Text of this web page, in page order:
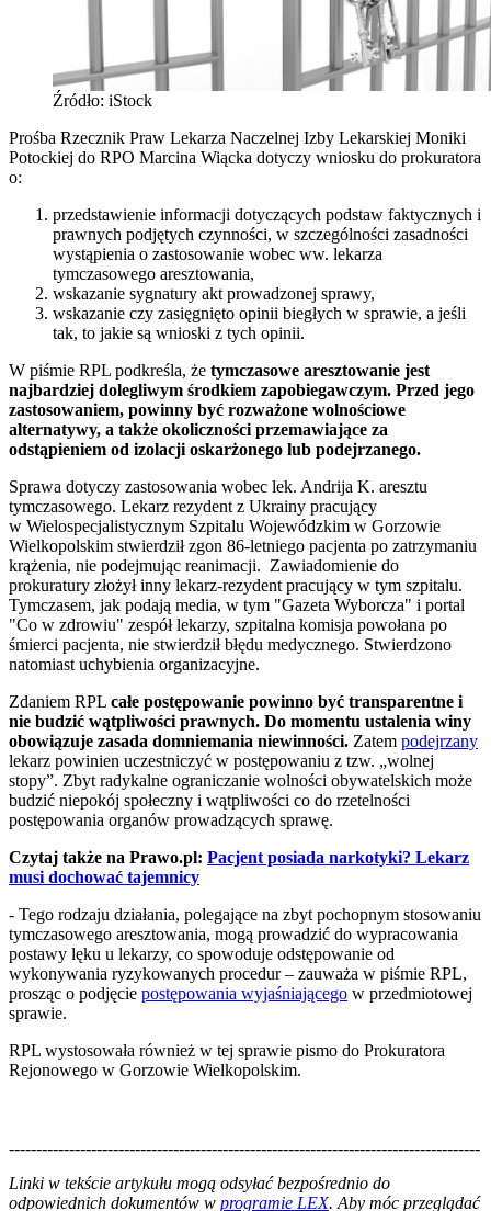
Źródło: iStock
Prośba Rzecznik Praw Lekarza Naczelnej Izby Lekarskiej Moniki
Potockiej do RPO Marcina Wiącka dotyczy wniosku do prokuratora
o:
przedstawienie informacji dotyczących podstaw faktycznych i
prawnych podjętych czynności, w szczególności zasadności
wystąpienia o zastosowanie wobec ww. lekarza
tymczasowego aresztowania,
wskazanie sygnatury akt prowadzonej sprawy,
wskazanie czy zasięgnięto opinii biegłych w sprawie, a jeśli
tak, to jakie są wnioski z tych opinii.
W piśmie RPL podkreśla, że tymczasowe aresztowanie jest
najbardziej dolegliwym środkiem zapobiegawczym. Przed jego
zastosowaniem, powinny być rozważone wolnościowe
alternatywy, a także okoliczności przemawiające za
odstąpieniem od izolacji oskarżonego lub podejrzanego.
Sprawa dotyczy zastosowania wobec lek. Andrija K. aresztu
tymczasowego. Lekarz rezydent z Ukrainy pracujący
w Wielospecjalistycznym Szpitalu Wojewódzkim w Gorzowie
Wielkopolskim stwierdził zgon 86-letniego pacjenta po zatrzymaniu
krążenia, nie podejmując reanimacji. Zawiadomienie do
prokuratury złożył inny lekarz-rezydent pracujący w tym szpitalu.
Tymczasem, jak podają media, w tym "Gazeta Wyborcza" i portal
"Co w zdrowiu" zespół lekarzy, szpitalna komisja powołana po
śmierci pacjenta, nie stwierdził błędu medycznego. Stwierdzono
natomiast uchybienia organizacyjne.
Zdaniem RPL całe postępowanie powinno być transparentne i
nie budzić wątpliwości prawnych. Do momentu ustalenia winy
obowiązuje zasada domniemania niewinności. Zatem podejrzany
lekarz powinien uczestniczyć w postępowaniu z tzw. „wolnej
stopy”. Zbyt radykalne ograniczanie wolności obywatelskich może
budzić niepokój społeczny i wątpliwości co do rzetelności
postępowania organów prowadzących sprawę.
Czytaj także na Prawo.pl: Pacjent posiada narkotyki? Lekarz
musi dochować tajemnicy
- Tego rodzaju działania, polegające na zbyt pochopnym stosowaniu
tymczasowego aresztowania, mogą prowadzić do wypracowania
postawy lęku u lekarzy, co spowoduje odstępowanie od
wykonywania ryzykowanych procedur – zauważa w piśmie RPL,
prosząc o podjęcie postępowania wyjaśniającego w przedmiotowej
sprawie.
RPL wystosowała również w tej sprawie pismo do Prokuratora
Rejonowego w Gorzowie Wielkopolskim.
--------------------------------------------------------------------------------------
Linki w tekście artykułu mogą odsyłać bezpośrednio do
odpowiednich dokumentów w programie LEX. Aby móc przeglądać